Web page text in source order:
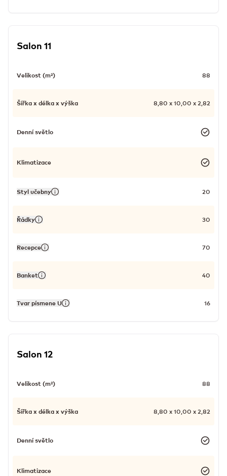
Salon 11
Velikost (m²) 88
Šířka x délka x výška 8,80 x 10,00 x 2,82
Denní světlo
Klimatizace
Styl učebny 20
Řádky 30
Recepce 70
Banket 40
Tvar písmene U 16
Salon 12
Velikost (m²) 88
Šířka x délka x výška 8,80 x 10,00 x 2,82
Denní světlo
Klimatizace